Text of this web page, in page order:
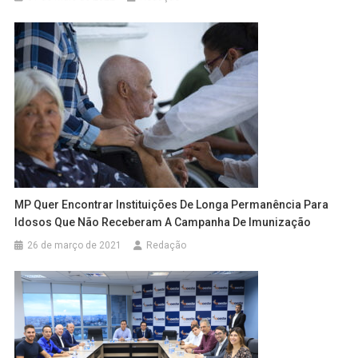
MP Quer Encontrar Instituições De Longa Permanência Para
Idosos Que Não Receberam A Campanha De Imunização
26 de março de 2021 Redação